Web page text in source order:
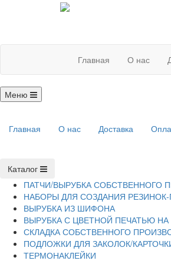
Главная О нас
Меню
Главная О нас Доставка
Каталог
ПАТЧИ/ВЫРУБКА СОБСТВЕННОГО
НАБОРЫ ДЛЯ СОЗДАНИЯ
ВЫРУБКА ИЗ ШИФОНА
ВЫРУБКА С ЦВЕТНОЙ ПЕЧАТЬЮ
СКЛАДКА СОБСТВЕННОГО
ПОДЛОЖКИ ДЛЯ ЗАКОЛОК/
ТЕРМОНАКЛЕЙКИ